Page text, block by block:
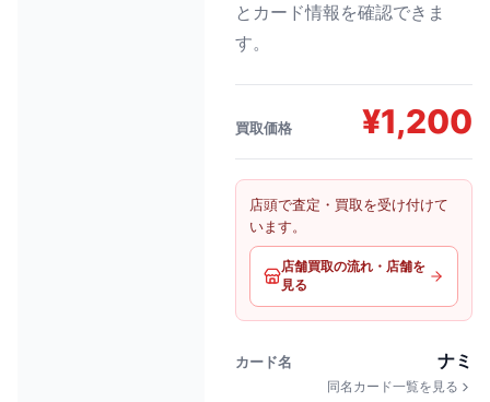
とカード情報を確認できま
す。
買取価格 ¥1,200
店頭で査定・買取を受け付けて
います。
店舗買取の流れ・店舗を
見る
カード名 ナミ
同名カード一覧を見る